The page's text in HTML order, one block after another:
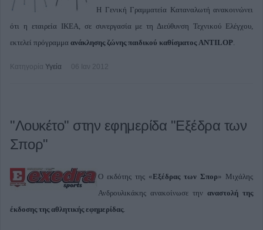
Η Γενική Γραμματεία Καταναλωτή ανακοινώνει
ότι η εταιρεία ΙΚΕΑ, σε συνεργασία με τη Διεύθυνση Τεχνικού Ελέγχου,
εκτελεί πρόγραμμα ανάκλησης ζώνης παιδικού καθίσματος ANTILOP.
Κατηγορία Υγεία 06 Ιαν 2012
"Λουκέτο" στην εφημερίδα "Εξέδρα των
Σπορ"
Ο εκδότης της «Εξέδρας των Σπορ» Μιχάλης
Ανδρουλικάκης ανακοίνωσε την αναστολή της
έκδοσης της αθλητικής εφημερίδας.